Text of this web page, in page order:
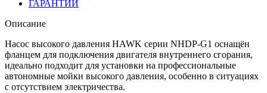
ГАРАНТИИ
Описание
Насос высокого давления HAWK серии NHDP-G1 оснащён
фланцем для подключения двигателя внутреннего сгорания,
идеально подходит для установки на профессиональные
автономные мойки высокого давления, особенно в ситуациях
с отсутствием электричества.